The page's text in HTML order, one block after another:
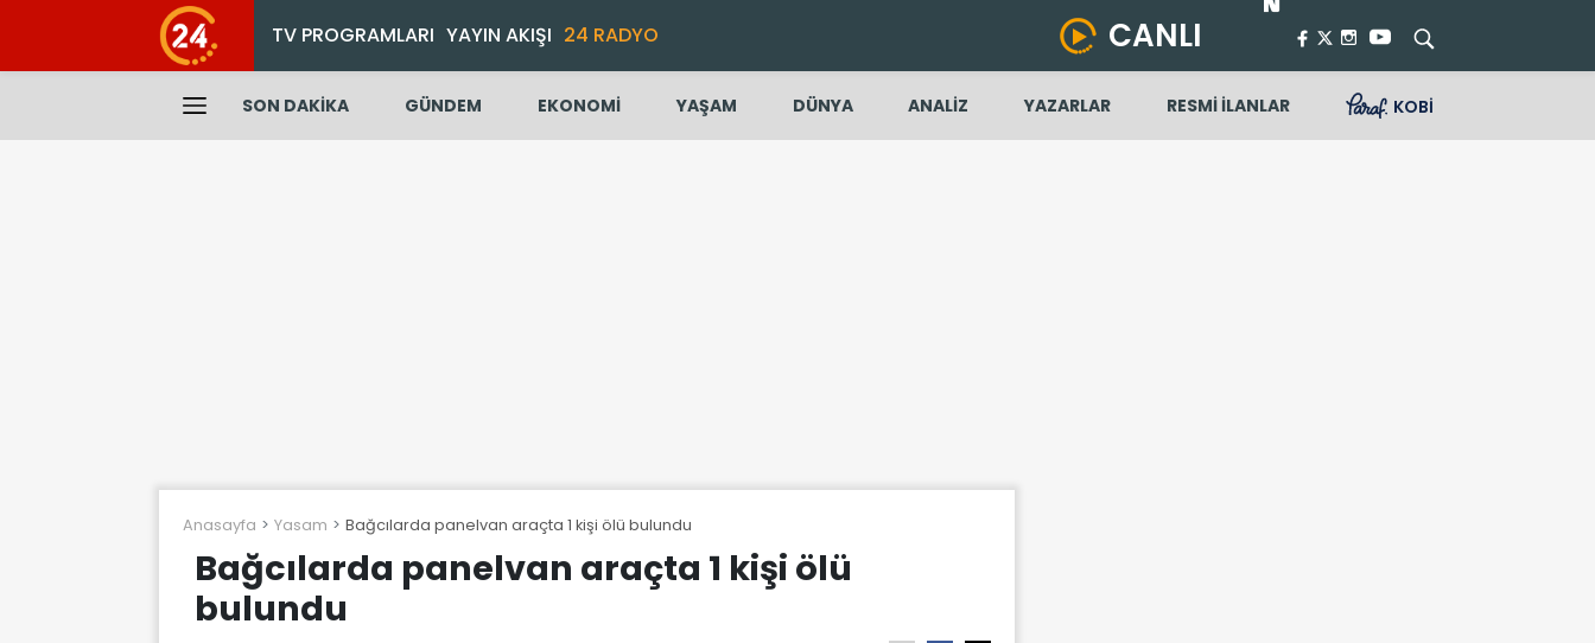
TV PROGRAMLARI YAYIN AKIŞI 24 RADYO CANLI
SON DAKİKA GÜNDEM EKONOMİ YAŞAM DÜNYA ANALİZ YAZARLAR RESMİ İLANLAR KOBİ
Anasayfa Yasam Bağcılarda panelvan araçta 1 kişi ölü bulundu
Bağcılarda panelvan araçta 1 kişi ölü
bulundu